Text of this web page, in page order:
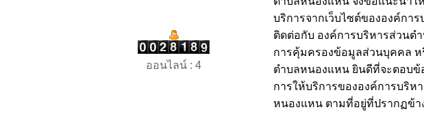
ออนไลน์ : 4
บริการจากเว็บไซต์ขององค์ก
ติดต่อกับ องค์การบริหารส่วนต
การคุ้มครองข้อมูลส่วนบุคคล
ตำบลหนองแหน ยินดีที่จะตอบข้
การให้บริการขององค์การบริ
หนองแหน ตามที่อยู่ที่ปรากฏข้า